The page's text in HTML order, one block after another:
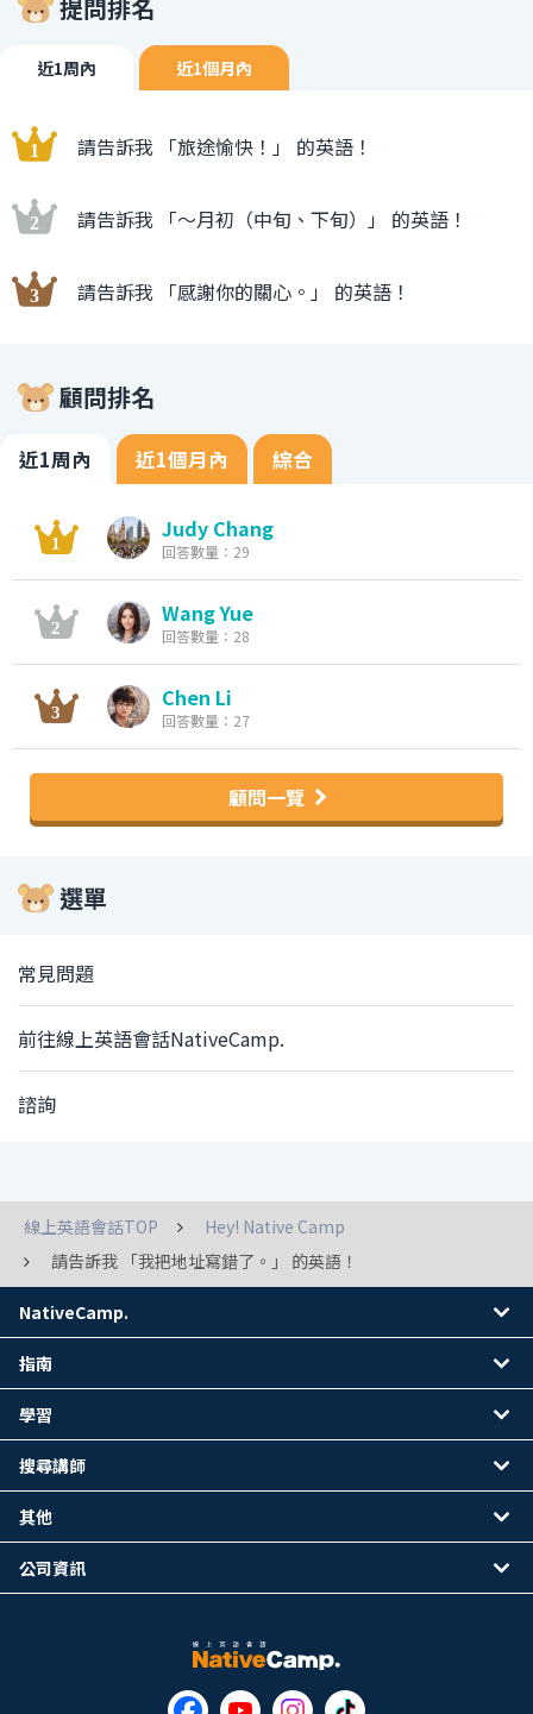
提問排名
近1周內 近1個月內
請告訴我 「旅途愉快！」 的英語！
請告訴我 「〜月初（中旬、下旬）」 的英語！
請告訴我 「感謝你的關心。」 的英語！
顧問排名
近1周內 近1個月內 綜合
Judy Chang
回答數量：29
Wang Yue
回答數量：28
Chen Li
回答數量：27
顧問一覽
選單
常見問題
前往線上英語會話NativeCamp.
諮詢
線上英語會話TOP
Hey! Native Camp
請告訴我 「我把地址寫錯了。」 的英語！
NativeCamp.
指南
學習
搜尋講師
其他
公司資訊